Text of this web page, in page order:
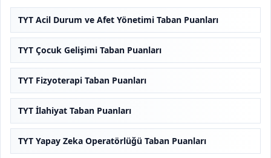
TYT Acil Durum ve Afet Yönetimi Taban Puanları
TYT Çocuk Gelişimi Taban Puanları
TYT Fizyoterapi Taban Puanları
TYT İlahiyat Taban Puanları
TYT Yapay Zeka Operatörlüğü Taban Puanları